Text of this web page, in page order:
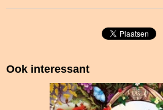
Ook interessant